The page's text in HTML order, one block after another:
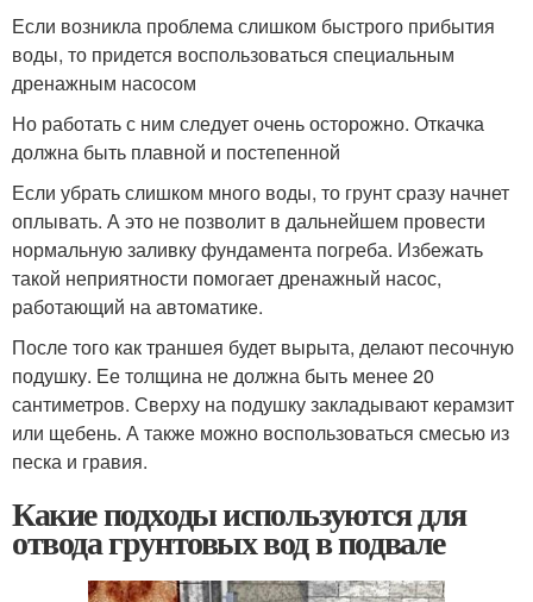
Если возникла проблема слишком быстрого прибытия
воды, то придется воспользоваться специальным
дренажным насосом
Но работать с ним следует очень осторожно. Откачка
должна быть плавной и постепенной
Если убрать слишком много воды, то грунт сразу начнет
оплывать. А это не позволит в дальнейшем провести
нормальную заливку фундамента погреба. Избежать
такой неприятности помогает дренажный насос,
работающий на автоматике.
После того как траншея будет вырыта, делают песочную
подушку. Ее толщина не должна быть менее 20
сантиметров. Сверху на подушку закладывают керамзит
или щебень. А также можно воспользоваться смесью из
песка и гравия.
Какие подходы используются для
отвода грунтовых вод в подвале